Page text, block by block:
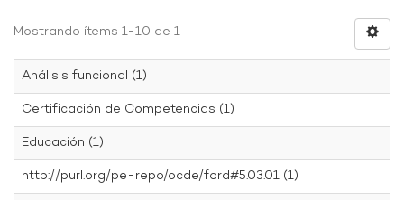
Mostrando ítems 1-10 de 1
Análisis funcional (1)
Certificación de Competencias (1)
Educación (1)
http://purl.org/pe-repo/ocde/ford#5.03.01 (1)